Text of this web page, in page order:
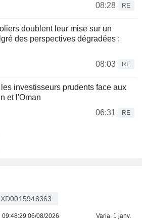
08:28
RE
doublent leur mise sur un
des perspectives dégradées :
08:03
RE
investisseurs prudents face aux
et l'Oman
06:31
RE
XD0015948363
09:48:29 06/08/2026 Varia. 1 janv.